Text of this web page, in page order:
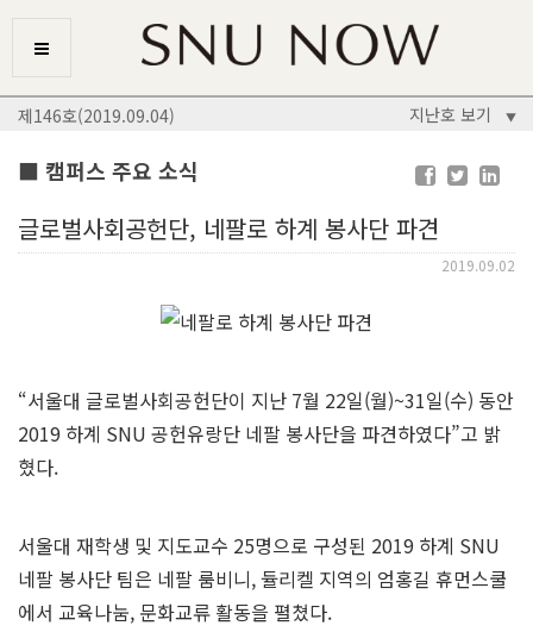
제146호(2019.09.04) 지난호 보기 ▼
■ 캠퍼스 주요 소식
글로벌사회공헌단, 네팔로 하계 봉사단 파견
2019.09.02
“서울대 글로벌사회공헌단이 지난 7월 22일(월)~31일(수) 동안
2019 하계 SNU 공헌유랑단 네팔 봉사단을 파견하였다”고 밝
혔다.
서울대 재학생 및 지도교수 25명으로 구성된 2019 하계 SNU
네팔 봉사단 팀은 네팔 룸비니, 듈리켈 지역의 엄홍길 휴먼스쿨
에서 교육나눔, 문화교류 활동을 펼쳤다.